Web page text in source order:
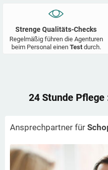
Strenge Qualitäts-Checks
Regelmäßig führen die Agenturen
beim Personal einen Test durch.
24 Stunde Pflege
Ansprechpartner für